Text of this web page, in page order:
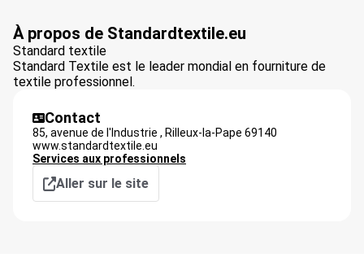
À propos de Standardtextile.eu
Standard textile
Standard Textile est le leader mondial en fourniture de
textile professionnel.
Contact
85, avenue de l'Industrie , Rilleux-la-Pape 69140
www.standardtextile.eu
Services aux professionnels
Aller sur le site